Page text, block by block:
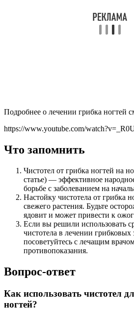
Подробнее о лечении грибка ногтей
https://www.youtube.com/
Что запомнить
Чистотел от грибка ногтей на
статье) — эффективное
борьбе с заболеванием на
Настойку чистотела от грибка
свежего растения. Будьте
ядовит и может привести к
Если вы решили использовать
чистотела в лечении грибковых
посоветуйтесь с лечащим
противопоказания.
Вопрос-ответ
Как использовать чистотел
ногтей?